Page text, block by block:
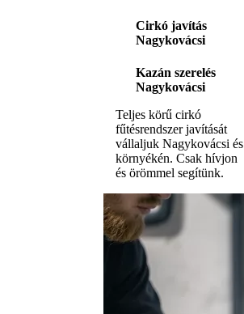
Cirkó javítás
Nagykovácsi
Kazán szerelés
Nagykovácsi
Teljes körű cirkó
fűtésrendszer javítását
vállaljuk Nagykovácsi és
környékén. Csak hívjon
és örömmel segítünk.